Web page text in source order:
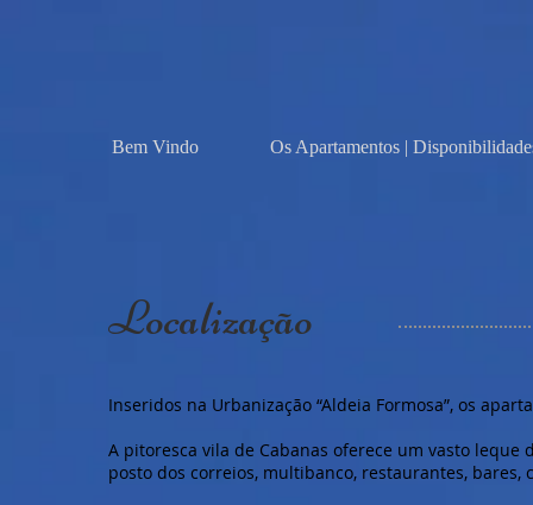
Bem Vindo Os Apartamentos |
Localização
Inseridos na Urbanização “Aldeia Formosa”, os
A pitoresca vila de Cabanas oferece um vasto
posto dos correios, multibanco, restaurantes,